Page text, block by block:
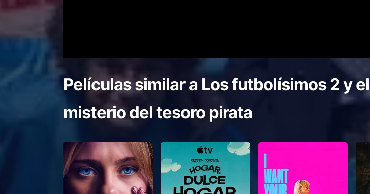
Películas similar a Los futbolísimos 2 y el
misterio del tesoro pirata